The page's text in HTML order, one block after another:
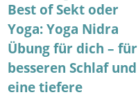
Best of Sekt oder
Yoga: Yoga Nidra
Übung für dich – für
besseren Schlaf und
eine tiefere